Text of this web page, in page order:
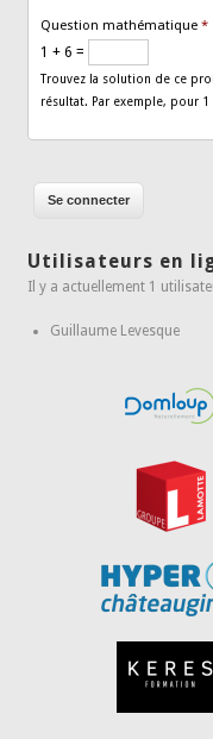
Question mathématique*
1 + 6 =
Trouvez la solution de ce
résultat. Par exemple, pour 1
Utilisateurs en
Il y a actuellement 1
Guillaume Levesque